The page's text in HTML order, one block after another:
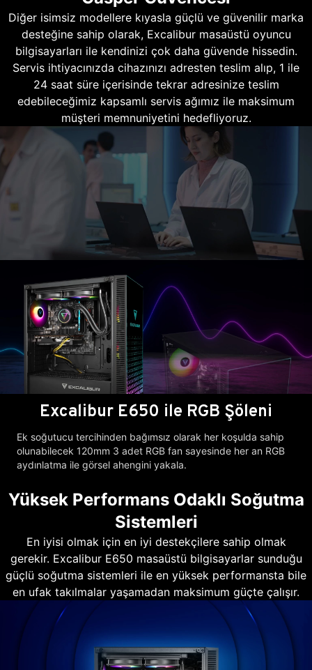
Diğer isimsiz modellere kıyasla güçlü ve güvenilir marka
desteğine sahip olarak, Excalibur masaüstü oyuncu
bilgisayarları ile kendinizi çok daha güvende hissedin.
Servis ihtiyacınızda cihazınızı adresten teslim alıp, 1 ile
24 saat süre içerisinde tekrar adresinize teslim
edebileceğimiz kapsamlı servis ağımız ile maksimum
müşteri memnuniyetini hedefliyoruz.
Excalibur E650 ile RGB Şöleni
Ek soğutucu tercihinden bağımsız olarak her koşulda sahip
olunabilecek 120mm 3 adet RGB fan sayesinde her an RGB
aydınlatma ile görsel ahengini yakala.
Yüksek Performans Odaklı Soğutma
Sistemleri
En iyisi olmak için en iyi destekçilere sahip olmak
gerekir. Excalibur E650 masaüstü bilgisayarlar sunduğu
güçlü soğutma sistemleri ile en yüksek performansta bile
en ufak takılmalar yaşamadan maksimum güçte çalışır.